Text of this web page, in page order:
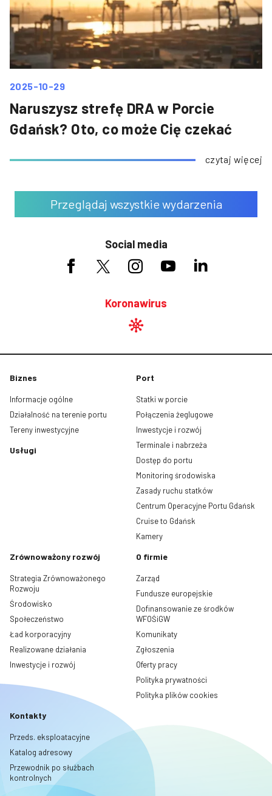
2025-10-29
Naruszysz strefę DRA w Porcie
Gdańsk? Oto, co może Cię czekać
czytaj więcej
Przeglądaj wszystkie wydarzenia
Social media
Koronawirus
Biznes
Informacje ogólne
Działalność na terenie portu
Tereny inwestycyjne
Usługi
Port
Statki w porcie
Połączenia żeglugowe
Inwestycje i rozwój
Terminale i nabrzeża
Dostęp do portu
Monitoring środowiska
Zasady ruchu statków
Centrum Operacyjne Portu Gdańsk
Cruise to Gdańsk
Kamery
Zrównoważony rozwój
Strategia Zrównoważonego
Rozwoju
Środowisko
Społeczeństwo
Ład korporacyjny
Realizowane działania
Inwestycje i rozwój
O firmie
Zarząd
Fundusze europejskie
Dofinansowanie ze środków
WFOŚiGW
Komunikaty
Zgłoszenia
Oferty pracy
Polityka prywatności
Polityka plików cookies
Kontakty
Przeds. eksploatacyjne
Katalog adresowy
Przewodnik po służbach
kontrolnych